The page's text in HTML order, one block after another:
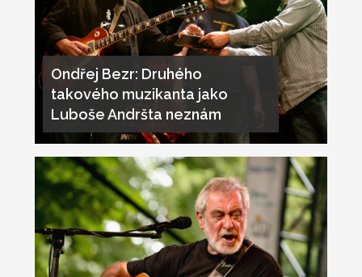
Ondřej Bezr: Druhého
takového muzikanta jako
Luboše Andršta neznám